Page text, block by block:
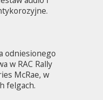
odniesionego
w RAC Rally
McRae, w
felgach.